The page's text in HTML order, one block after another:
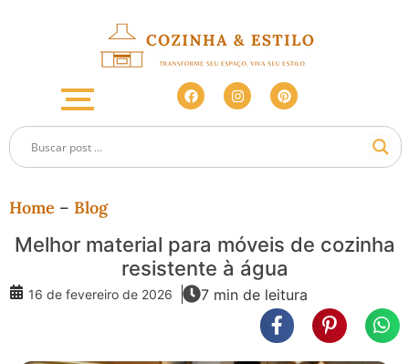
Home – Blog
Melhor material para móveis de cozinha
resistente à água
16 de fevereiro de 2026 7 min de leitura